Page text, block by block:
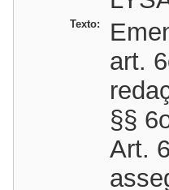
Texto:
art.
§§
Art.